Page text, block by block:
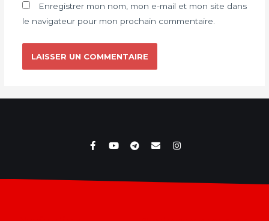
Enregistrer mon nom, mon e-mail et mon site dans
le navigateur pour mon prochain commentaire.